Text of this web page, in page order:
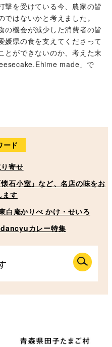
撃を受けている今、農家の皆
はないかと考えました。
の機会が減少した消費者の皆
媛県の食を支えてくださって
とができないのか、考えた末
made」で
ード
寄せ
石小室」など、名店の味をお
ます
白庵かりべ かけ・せいろ
カレー特集